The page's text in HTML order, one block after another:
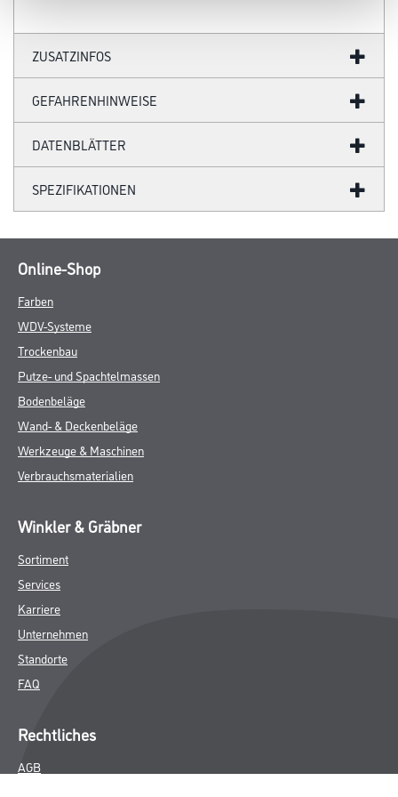
ZUSATZINFOS
GEFAHRENHINWEISE
DATENBLÄTTER
SPEZIFIKATIONEN
Online-Shop
Farben
WDV-Systeme
Trockenbau
Putze- und Spachtelmassen
Bodenbeläge
Wand- & Deckenbeläge
Werkzeuge & Maschinen
Verbrauchsmaterialien
Winkler & Gräbner
Sortiment
Services
Karriere
Unternehmen
Standorte
FAQ
Rechtliches
AGB